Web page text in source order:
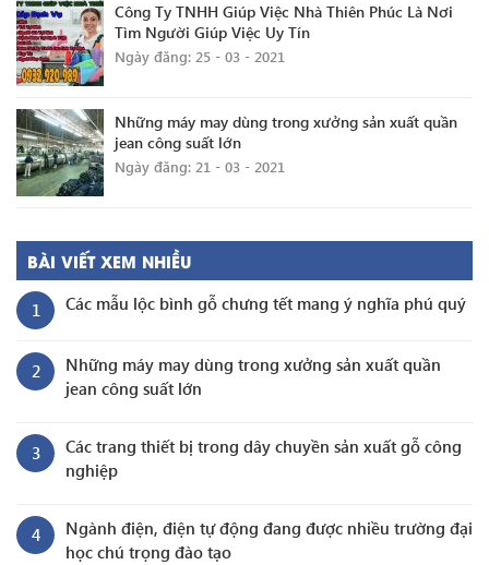
Công Ty TNHH Giúp Việc Nhà Thiên Phúc Là Nơi
Tìm Người Giúp Việc Uy Tín
Ngày đăng: 25 - 03 - 2021
Những máy may dùng trong xưởng sản xuất quần
jean công suất lớn
Ngày đăng: 21 - 03 - 2021
BÀI VIẾT XEM NHIỀU
1 Các mẫu lộc bình gỗ chưng tết mang ý nghĩa phú quý
2
Những máy may dùng trong xưởng sản xuất quần
jean công suất lớn
3
Các trang thiết bị trong dây chuyền sản xuất gỗ công
nghiệp
4
Ngành điện, điện tự động đang được nhiều trường đại
học chú trọng đào tạo